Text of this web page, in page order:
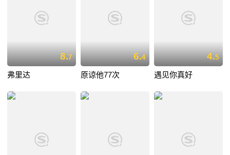
8.7
弗里达
6.4
原谅他77次
4.5
遇见你真好